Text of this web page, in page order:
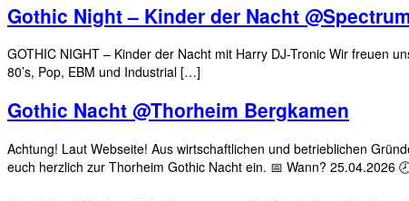
Gothic Night – Kinder der Nacht
GOTHIC NIGHT – Kinder der Nacht mit Harry DJ-Tronic Wir freuen
80’s, Pop, EBM und Industrial […]
Gothic Nacht @Thorheim Bergkamen
Achtung! Laut Webseite! Aus wirtschaftlichen und betrieblichen
euch herzlich zur Thorheim Gothic Nacht ein. ​📅 Wann? 25.04.2026